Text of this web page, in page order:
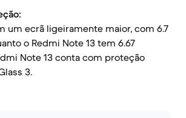
um ecrã ligeiramente maior, com 6.7
o Redmi Note 13 tem 6.67
Note 13 conta com proteção
3.